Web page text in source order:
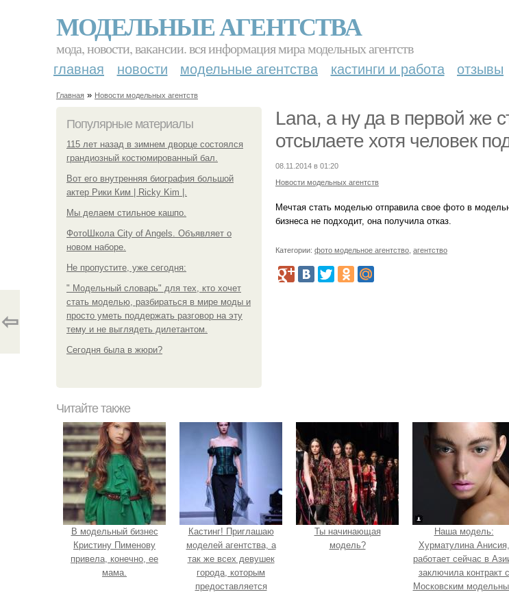
МОДЕЛЬНЫЕ АГЕНТСТВА
мода, новости, вакансии. вся информация мира модельных агентств
главная новости модельные агентства кастинги и работа отзывы
Главная » Новости модельных агентств
Популярные материалы
115 лет назад в зимнем дворце состоялся
грандиозный костюмированный бал.
Вот его внутренняя биография большой
актер Рики Ким | Ricky Kim |.
Мы делаем стильное кашпо.
ФотоШкола City of Angels. Объявляет о
новом наборе.
Не пропустите, уже сегодня:
" Модельный словарь" для тех, кто хочет
стать моделью, разбираться в мире моды и
просто уметь поддержать разговор на эту
тему и не выглядеть дилетантом.
Сегодня была в жюри?
Lana, а ну да в первой же
отсылаете хотя человек
08.11.2014 в 01:20
Новости модельных агентств
Мечтая стать моделью отправила свое фото в
бизнеса не подходит, она получила отказ.
Категории: фото модельное агентство агентство
⇦
Читайте также
В модельный бизнес
Кристину Пименову
привела, конечно, ее
мама.
Кастинг! Приглашаю
моделей агентства, а
так же всех девушек
города, которым
предоставляется
Ты начинающая
модель?
Наша модель:
Хурматулина Анисия,
работает сейчас в
заключила контракт с
Московским